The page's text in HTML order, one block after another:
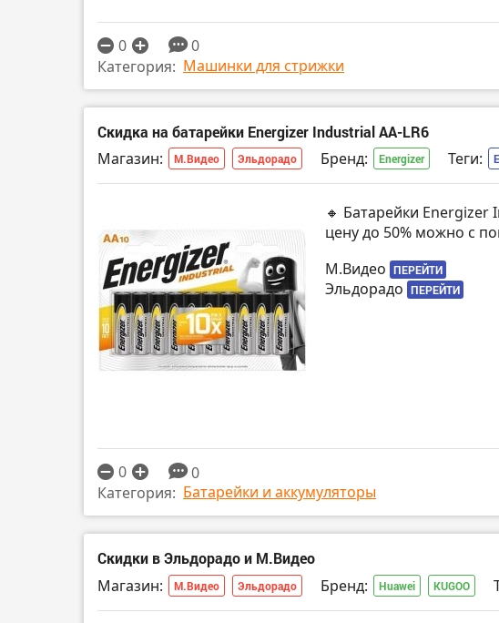
0
0
Категория: Машинки для стрижки
Скидка на батарейки Energizer Industrial AA-LR6
Магазин: М.Видео Эльдорадо Бренд: Energizer Теги:
🔸 Батарейки Energizer
цену до 50% можно с
М.Видео ПЕРЕЙТИ
Эльдорадо ПЕРЕЙТИ
0
0
Категория: Батарейки и аккумуляторы
Скидки в Эльдорадо и М.Видео
Магазин: М.Видео Эльдорадо Бренд: Huawei KUGOO